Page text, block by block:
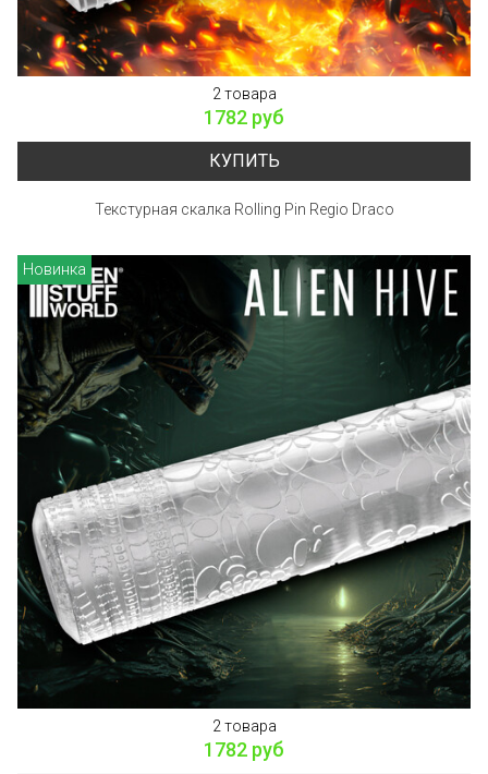
2 товара
1782 руб
КУПИТЬ
Текстурная скалка Rolling Pin Regio Draco
Новинка
2 товара
1782 руб